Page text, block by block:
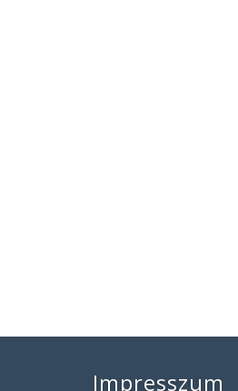
Impresszum